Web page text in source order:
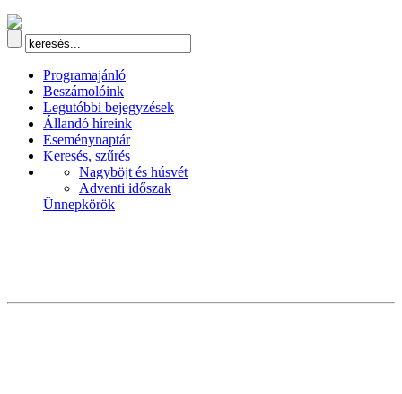
Programajánló
Beszámolóink
Legutóbbi bejegyzések
Állandó híreink
Eseménynaptár
Keresés, szűrés
Nagyböjt és húsvét
Adventi időszak
Ünnepkörök